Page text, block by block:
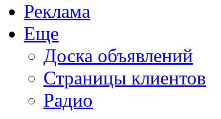
Реклама
Еще
Доска объявлений
Страницы клиентов
Радио